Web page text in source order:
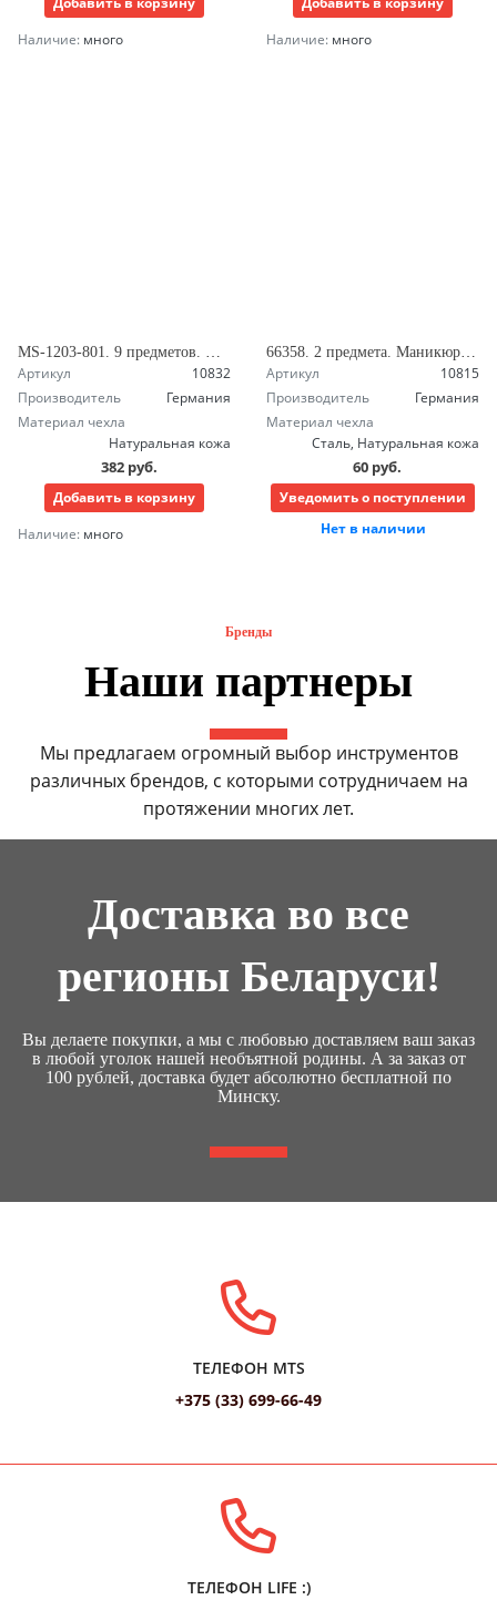
Наличие: много
Наличие: много
Артикул
10832
Производитель
Германия
Материал чехла
Натуральная кожа
382 руб.
Добавить в корзину
Наличие: много
Артикул
10815
Производитель
Германия
Материал чехла
Сталь, Натуральная кожа
60 руб.
Уведомить о поступлении
Нет в наличии
Бренды
Наши партнеры
Мы предлагаем огромный выбор инструментов
различных брендов, с которыми сотрудничаем на
протяжении многих лет.
Доставка во все
регионы Беларуси!
Вы делаете покупки, а мы с любовью доставляем ваш заказ
в любой уголок нашей необъятной родины. А за заказ от
100 рублей, доставка будет абсолютно бесплатной по
Минску.
ТЕЛЕФОН MTS
+375 (33) 699-66-49
ТЕЛЕФОН LIFE :)